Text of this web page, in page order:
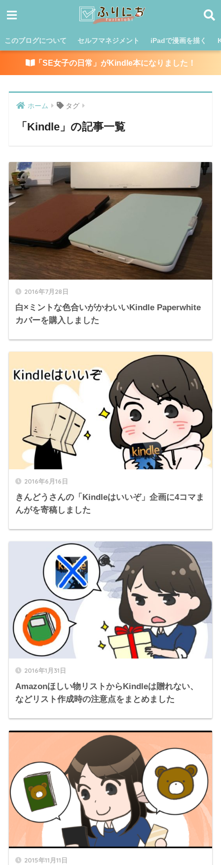
このブログについて セルフマネジメント iPadで漫画を描く
「SE女子の日常」がKindle本になりました！
ホーム タグ
「Kindle」の記事一覧
2016年7月28日
白×ミントな色合いがかわいいKindle Paperwhite
カバーを購入しました
2016年6月16日
きんどうさんの「Kindleはいいぞ」企画に4コマま
んがを寄稿しました
2016年1月31日
Amazonほしい物リストからKindleは贈れない、
などリスト作成時の注意点をまとめました
2015年11月11日